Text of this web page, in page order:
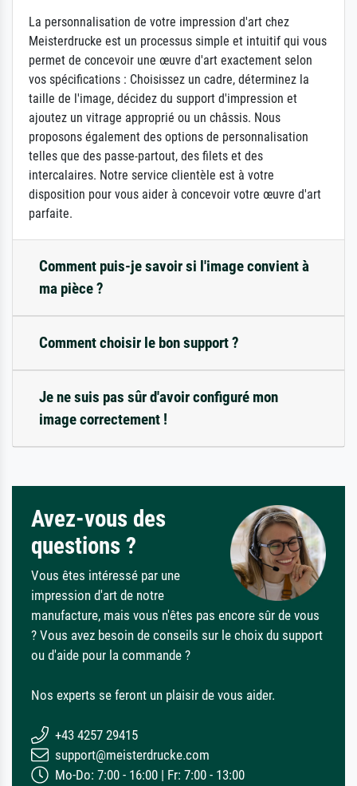
La personnalisation de votre impression d'art chez
Meisterdrucke est un processus simple et intuitif qui vous
permet de concevoir une œuvre d'art exactement selon
vos spécifications : Choisissez un cadre, déterminez la
taille de l'image, décidez du support d'impression et
ajoutez un vitrage approprié ou un châssis. Nous
proposons également des options de personnalisation
telles que des passe-partout, des filets et des
intercalaires. Notre service clientèle est à votre
disposition pour vous aider à concevoir votre œuvre d'art
parfaite.
Comment puis-je savoir si l'image convient à
ma pièce ?
Comment choisir le bon support ?
Je ne suis pas sûr d'avoir configuré mon
image correctement !
Avez-vous des
questions ?
Vous êtes intéressé par une
impression d'art de notre
manufacture, mais vous n'êtes pas encore sûr de vous
? Vous avez besoin de conseils sur le choix du support
ou d'aide pour la commande ?
Nos experts se feront un plaisir de vous aider.
+43 4257 29415
support@meisterdrucke.com
Mo-Do: 7:00 - 16:00 | Fr: 7:00 - 13:00